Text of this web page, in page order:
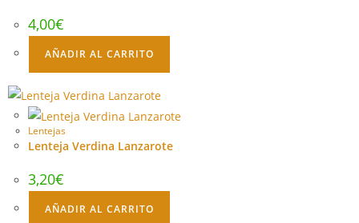
4,00€
AÑADIR AL CARRITO
Lentejas
Lenteja Verdina Lanzarote
3,20€
AÑADIR AL CARRITO